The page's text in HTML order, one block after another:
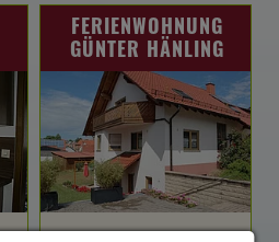
FERIENWOHNUNG
GÜNTER HÄNLING